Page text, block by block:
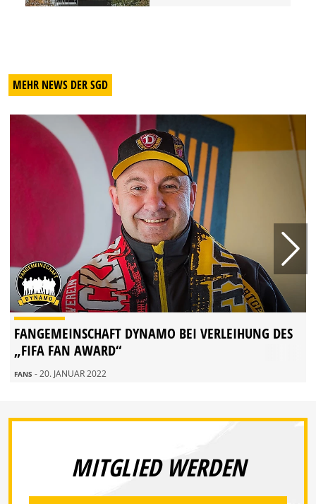
MEHR NEWS DER SGD
FANGEMEINSCHAFT DYNAMO BEI VERLEIHUNG DES
„FIFA FAN AWARD“
FANS - 20. JANUAR 2022
MITGLIED WERDEN